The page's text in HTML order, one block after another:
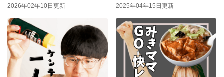
2026年02年10日更新 2025年04年15日更新